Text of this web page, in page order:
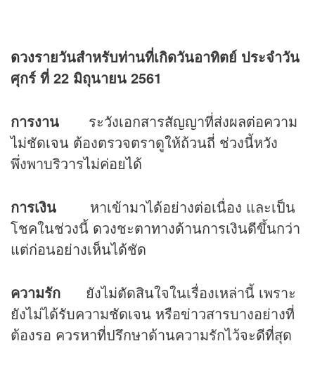
ดวงรายวันสำหรับท่านที่เกิดวันอาทิตย์ ประจำวัน
ศุกร์ ที่ 22 มิถุนายน 2561
การงาน ระวังเอกสารสัญญาที่ส่งผลต่อความ
ไม่ชัดเจน ต้องตรวจตราดูให้ถ้วนถี่ ช่วงนี้หวัง
พึ่งพาบริวารไม่ค่อยได้
การเงิน หาเข้ามาได้อย่างต่อเนื่อง และเป็น
โชคในช่วงนี้ ดวงชะตาทางด้านการเงินดีขึ้นกว่า
แต่ก่อนอย่างเห็นได้ชัด
ความรัก ยังไม่ตัดสินใจในเรื่องเหล่านี้ เพราะ
ยังไม่ได้รับความชัดเจน หรือข่าวสารบางอย่างที่
ต้องรอ ควรหาที่ปรึกษาด้านความรักไว้จะดีที่สุด